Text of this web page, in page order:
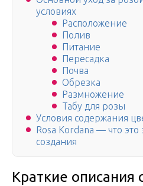
условиях
Расположение
Полив
Питание
Пересадка
Почва
Обрезка
Размножение
Табу для розы
Условия содержания
Rosa Kordana — что это
создания
Краткие описания